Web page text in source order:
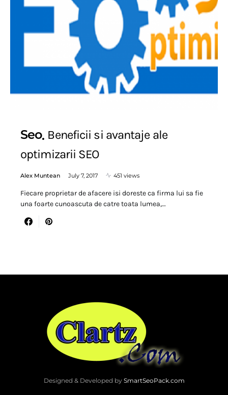
Seo Beneficii si avantaje ale
optimizarii SEO
Alex Muntean July 7, 2017 451 views
Fiecare proprietar de afacere isi doreste ca firma lui sa fie
una foarte cunoascuta de catre toata lumea,…
Designed & Developed by SmartSeoPack.com